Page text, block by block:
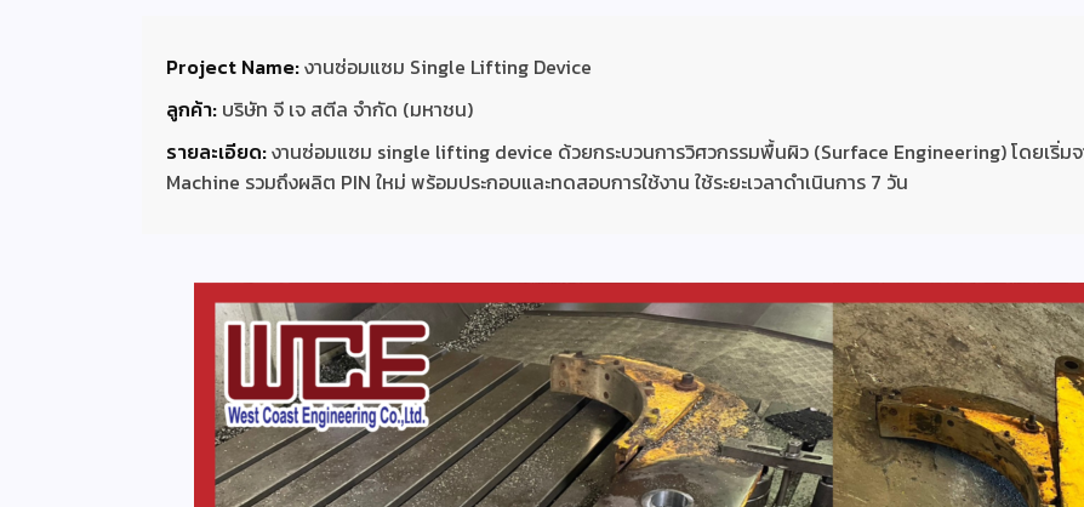
Project Name:งานซ่อมแซม Single Lifting Device
ลูกค้า: บริษัท จี เจ สตีล จำกัด (มหาชน)
รายละเอียด:งานซ่อมแซม single lifting device ด้วยกระบวนการวิศวกรรมพื้นผิว (Surface Engineering) โดยเริ่ม
Machine รวมถึงผลิต PIN ใหม่ พร้อมประกอบและทดสอบการใช้งาน ใช้ระยะเวลาดำเนินการ 7 วัน